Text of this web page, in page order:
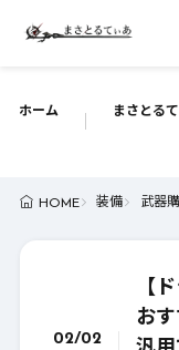
ホーム まさとる
HOME 装備 武器
02/02
【
お